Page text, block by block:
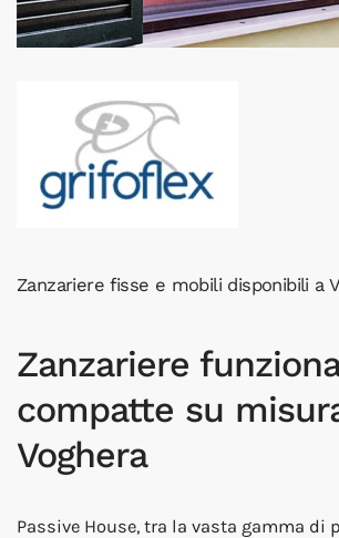
Zanzariere fisse e mobili disponibili a
Zanzariere
compatte su
Voghera
Passive House, tra la vasta gamma di